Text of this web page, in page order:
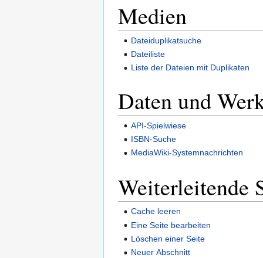
Medien
Dateiduplikatsuche
Dateiliste
Liste der Dateien mit Duplikaten
Daten und
API-Spielwiese
ISBN-Suche
MediaWiki-Systemnachrichten
Weiterleitende
Cache leeren
Eine Seite bearbeiten
Löschen einer Seite
Neuer Abschnitt